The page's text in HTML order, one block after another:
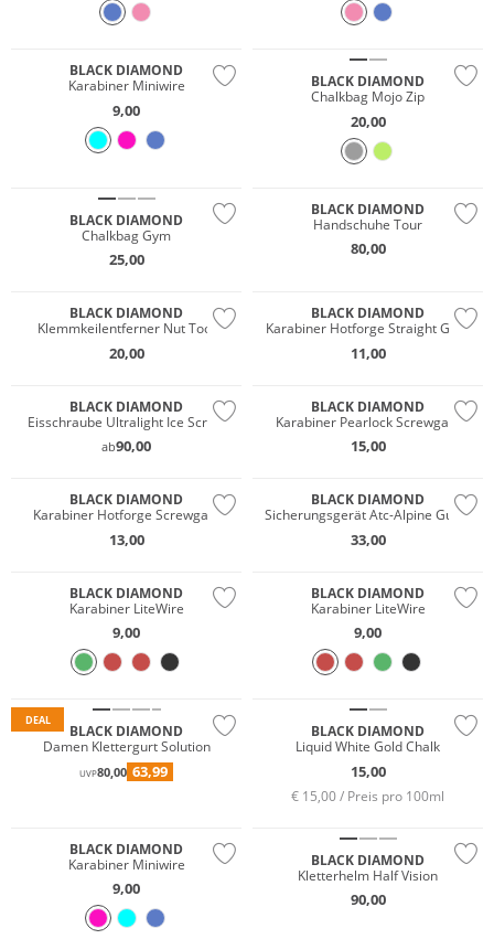
BLACK DIAMOND
Karabiner Miniwire
9,00
BLACK DIAMOND
Chalkbag Mojo Zip
20,00
BLACK DIAMOND
Chalkbag Gym
25,00
BLACK DIAMOND
Handschuhe Tour
80,00
BLACK DIAMOND
Klemmkeilentferner Nut Tool
20,00
BLACK DIAMOND
Karabiner Hotforge Straight Gate
11,00
BLACK DIAMOND
Eisschraube Ultralight Ice Screw
ab90,00
BLACK DIAMOND
Karabiner Pearlock Screwgate
15,00
BLACK DIAMOND
Karabiner Hotforge Screwgate
13,00
BLACK DIAMOND
Sicherungsgerät Atc-Alpine Guide
33,00
BLACK DIAMOND
Karabiner LiteWire
9,00
BLACK DIAMOND
Karabiner LiteWire
9,00
DEAL
BLACK DIAMOND
Damen Klettergurt Solution
UVP80,00 63,99
BLACK DIAMOND
Liquid White Gold Chalk
15,00
€ 15,00 / Preis pro 100ml
BLACK DIAMOND
Karabiner Miniwire
9,00
BLACK DIAMOND
Kletterhelm Half Vision
90,00